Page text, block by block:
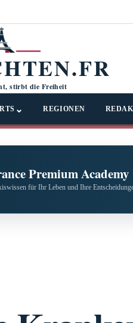
stirbt die Freiheit
⌄ REGIONEN
Premium Academy
für Ihr Leben und Ihre